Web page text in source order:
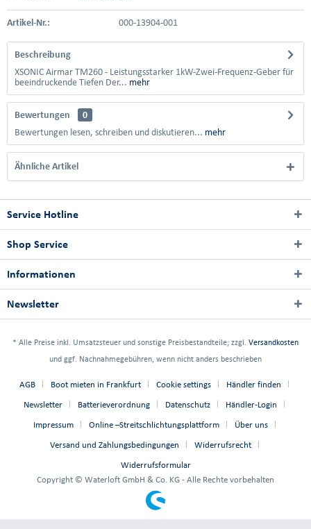
Artikel-Nr.: 000-13904-001
Beschreibung
XSONIC Airmar TM260 - Leistungsstarker 1kW-Zwei-Frequenz-Geber für
beeindruckende Tiefen Der... mehr
Bewertungen
0
Bewertungen lesen, schreiben und diskutieren... mehr
Ähnliche Artikel
Service Hotline
Shop Service
Informationen
Newsletter
* Alle Preise inkl. Umsatzsteuer und sonstige Preisbestandteile; zzgl. Versandkosten
und ggf. Nachnahmegebühren, wenn nicht anders beschrieben
AGB Boot mieten in Frankfurt Cookie settings Händler finden
Newsletter Batterieverordnung Datenschutz Händler-Login
Impressum Online –Streitschlichtungsplattform Über uns
Versand und Zahlungsbedingungen Widerrufsrecht
Widerrufsformular
Copyright © Waterloft GmbH & Co. KG - Alle Rechte vorbehalten